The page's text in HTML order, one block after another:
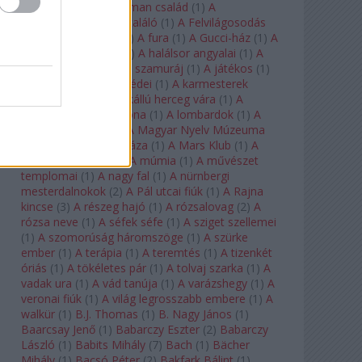
doktor úr A Fabelman család (1 ) A
A feltaláló (1 ) A Felvilágosodás
) A fura (1 ) A Gucci-ház (1 ) A
) A halálsor angyalai (1 ) A
halott város
A hét szamuráj (1 ) A játékos (1 )
A karmeliták párbeszédei (1 ) A karmesterek
A kékszakállú herceg vára (1 ) A
A korona (1 ) A lombardok (1 ) A
A Magyar Nyelv Múzeuma
A Magyar Zene Háza (1 ) A Mars Klub (1 ) A
A múmia (1 ) A művészet
templomai (1 ) A nagy fal (1 ) A nürnbergi
mesterdalnokok (2) A Pál utcai fiúk (1 ) A Rajna
kincse (3) A részeg hajó (1 ) A rózsalovag (2) A
rózsa neve (1 ) A séfek séfe (1 ) A sziget szellemei
(1 ) A szomorúság háromszöge (1 ) A szürke
ember (1 ) A terápia (1 ) A teremtés (1 ) A tizenkét
óriás (1 ) A tökéletes pár (1 ) A tolvaj szarka (1 ) A
vadak ura (1 ) A vád tanúja (1 ) A varázshegy (1 ) A
veronai fiúk (1 ) A világ legrosszabb embere (1 ) A
walkür (1 ) B.J. Thomas (1 ) B. Nagy János (1 )
Baarcsay Jenő (1 ) Babarczy Eszter (2) Babarczy
László (1 ) Babits Mihály (7) Bach (1 ) Bächer